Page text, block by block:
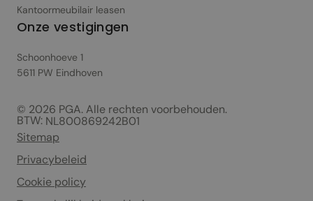
Kantoormeubilair leasen
Onze vestigingen
Schoonhoeve 1
5611 PW Eindhoven
© 2026 PGA. Alle rechten voorbehouden.
BTW: NL800869242B01
Sitemap
Privacybeleid
Cookie policy